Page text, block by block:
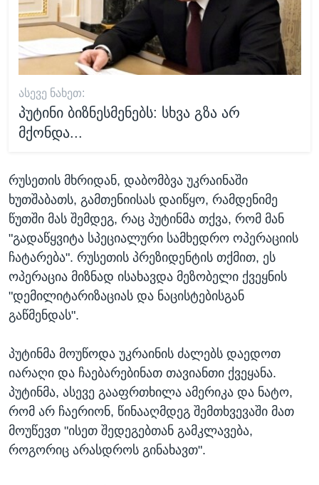
ᲐᲡᲔᲕᲔ ᲜᲐᲮᲔᲗ:
პუტინი ბიზნესმენებს: სხვა გზა არ
მქონდა...
რუსეთის მხრიდან, დაბომბვა უკრაინაში
ხუთშაბათს, გამთენიისას დაიწყო, რამდენიმე
წუთში მას შემდეგ, რაც პუტინმა თქვა, რომ მან
"გადაწყვიტა სპეციალური სამხედრო ოპერაციის
ჩატარება". რუსეთის პრეზიდენტის თქმით, ეს
ოპერაცია მიზნად ისახავდა მეზობელი ქვეყნის
"დემილიტარიზაციას და ნაცისტებისგან
გაწმენდას".
პუტინმა მოუწოდა უკრაინის ძალებს დაედოთ
იარაღი და ჩაებარებინათ თავიანთი ქვეყანა.
პუტინმა, ასევე გააფრთხილა ამერიკა და ნატო,
რომ არ ჩაერიონ, წინააღმდეგ შემთხვევაში მათ
მოუწევთ "ისეთ შედეგებთან გამკლავება,
როგორიც არასდროს გინახავთ".